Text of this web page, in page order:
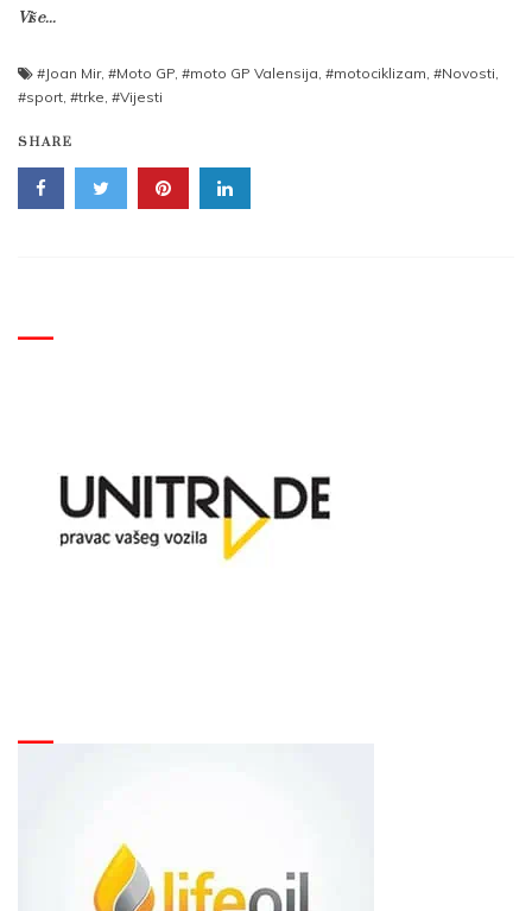
Više...
#Joan Mir, #Moto GP, #moto GP Valensija, #motociklizam, #Novosti,
#sport, #trke, #Vijesti
SHARE